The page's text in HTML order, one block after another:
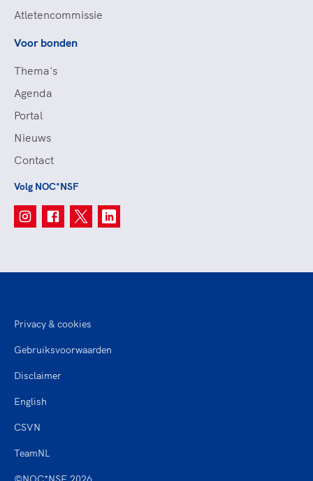
Atletencommissie
Voor bonden
Thema's
Agenda
Portal
Nieuws
Contact
Volg NOC*NSF
Privacy & cookies
Gebruiksvoorwaarden
Disclaimer
English
CSVN
TeamNL